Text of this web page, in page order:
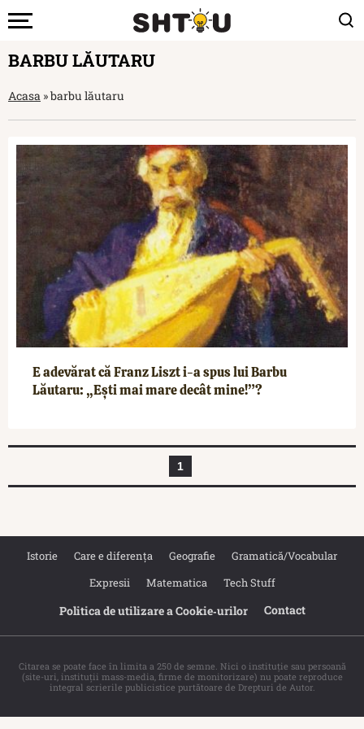
BARBU LĂUTARU
Acasa »barbu lăutaru
E adevărat că Franz Liszt i-a spus lui Barbu
Lăutaru: „Ești mai mare decât mine!”?
1
Istorie Care e diferența Geografie
Gramatică/Vocabular
Expresii
Matematica Tech Stuff
Politica de utilizare a Cookie‐urilor Contact
Citarea se poate face în limita a 250 de semne. Nici o instituţie sau persoană
(site-uri, instituţii mass-media, firme de monitorizare) nu poate reproduce
integral scrierile publicistice purtătoare de Drepturi de Autor.